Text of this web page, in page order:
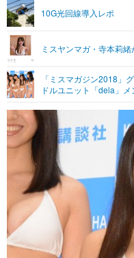
音楽
ペット
プッシュ通知の停止方法
10G光回線導入レポ
ミスヤンマガ・寺本莉
「ミスマガジン2018」
ドルユニット「dela」メ